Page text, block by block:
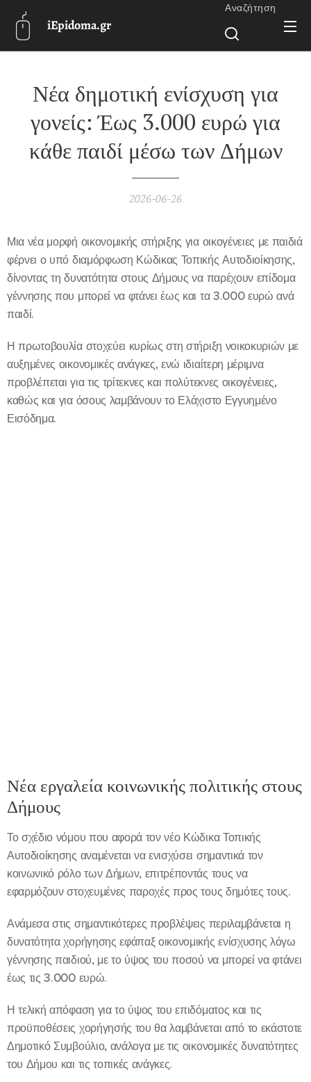
iEpidoma.gr
Αναζήτηση
Νέα δημοτική ενίσχυση για
γονείς: Έως 3.000 ευρώ για
κάθε παιδί μέσω των Δήμων
2026-06-26
Μια νέα μορφή οικονομικής στήριξης για οικογένειες με παιδιά
φέρνει ο υπό διαμόρφωση Κώδικας Τοπικής Αυτοδιοίκησης,
δίνοντας τη δυνατότητα στους Δήμους να παρέχουν επίδομα
γέννησης που μπορεί να φτάνει έως και τα 3.000 ευρώ ανά
παιδί.
Η πρωτοβουλία στοχεύει κυρίως στη στήριξη νοικοκυριών με
αυξημένες οικονομικές ανάγκες, ενώ ιδιαίτερη μέριμνα
προβλέπεται για τις τρίτεκνες και πολύτεκνες οικογένειες,
καθώς και για όσους λαμβάνουν το Ελάχιστο Εγγυημένο
Εισόδημα.
Νέα εργαλεία κοινωνικής πολιτικής στους
Δήμους
Το σχέδιο νόμου που αφορά τον νέο Κώδικα Τοπικής
Αυτοδιοίκησης αναμένεται να ενισχύσει σημαντικά τον
κοινωνικό ρόλο των Δήμων, επιτρέποντάς τους να
εφαρμόζουν στοχευμένες παροχές προς τους δημότες τους.
Ανάμεσα στις σημαντικότερες προβλέψεις περιλαμβάνεται η
δυνατότητα χορήγησης εφάπαξ οικονομικής ενίσχυσης λόγω
γέννησης παιδιού, με το ύψος του ποσού να μπορεί να φτάνει
έως τις 3.000 ευρώ.
Η τελική απόφαση για το ύψος του επιδόματος και τις
προϋποθέσεις χορήγησής του θα λαμβάνεται από το εκάστοτε
Δημοτικό Συμβούλιο, ανάλογα με τις οικονομικές δυνατότητες
του Δήμου και τις τοπικές ανάγκες.